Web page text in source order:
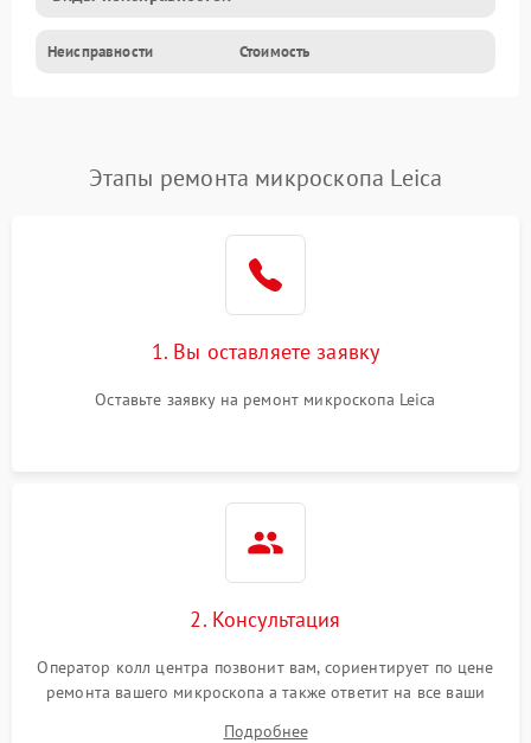
Неисправности Стоимость
Этапы ремонта микроскопа Leica
1. Вы оставляете заявку
Оставьте заявку на ремонт микроскопа Leica
2. Консультация
Оператор колл центра позвонит вам, сориентирует по цене
ремонта вашего микроскопа а также ответит на все ваши
Подробнее